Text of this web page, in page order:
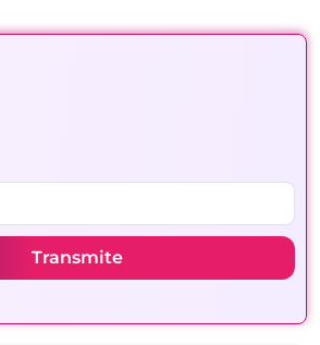
Transmite